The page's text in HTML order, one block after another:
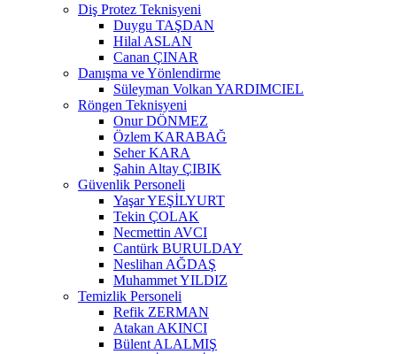
Diş Protez Teknisyeni
Duygu TAŞDAN
Hilal ASLAN
Canan ÇINAR
Danışma ve Yönlendirme
Süleyman Volkan YARDIMCIEL
Röngen Teknisyeni
Onur DÖNMEZ
Özlem KARABAĞ
Seher KARA
Şahin Altay ÇIBIK
Güvenlik Personeli
Yaşar YEŞİLYURT
Tekin ÇOLAK
Necmettin AVCI
Cantürk BURULDAY
Neslihan AĞDAŞ
Muhammet YILDIZ
Temizlik Personeli
Refik ZERMAN
Atakan AKINCI
Bülent ALALMIŞ